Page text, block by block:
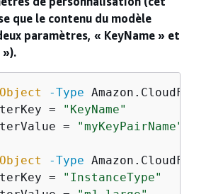
que le contenu du modèle
paramètres, « KeyName » et
-Type
=
"KeyName"
= "myKeyPairName"
-Type
=
"InstanceType"